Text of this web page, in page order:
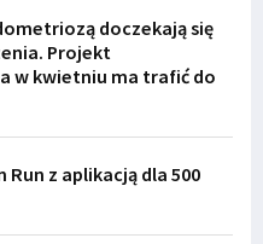
doczekają się
Projekt
w kwietniu ma trafić do
Run z aplikacją dla 500